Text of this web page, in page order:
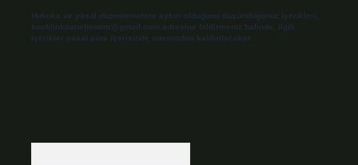
Hukuka ve yasal düzenlemelere aykırı olduğunu düşündüğünüz içerikleri,
backlinkpanelicomtr@gmail.com adresine bildirmeniz halinde, ilgili
içerikler yasal süre içerisinde sitemizden kaldırılacaktır.